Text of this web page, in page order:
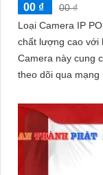
00 ₫
00 ₫
Loại Camera IP
chất lượng cao với
Camera này cung
theo dõi qua mạng